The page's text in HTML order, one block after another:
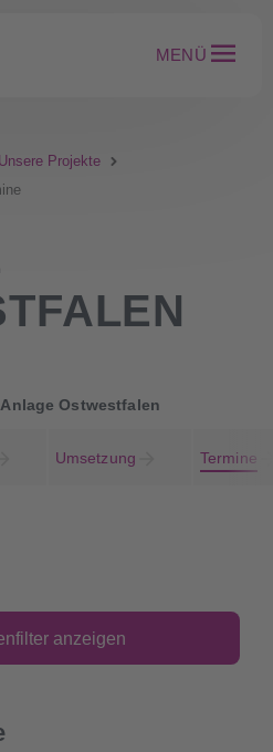
MENÜ
Unsere Projekte
Ostwestfalen
Umsetzung Termine
anzeigen